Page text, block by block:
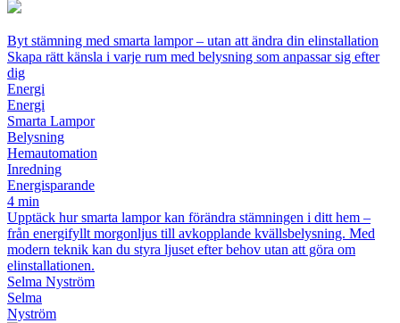
Byt stämning med smarta lampor – utan att ändra din elinstallation
Skapa rätt känsla i varje rum med belysning som anpassar sig efter
dig
Energi
Energi
Smarta Lampor
Belysning
Hemautomation
Inredning
Energisparande
4 min
Upptäck hur smarta lampor kan förändra stämningen i ditt hem –
från energifyllt morgonljus till avkopplande kvällsbelysning. Med
modern teknik kan du styra ljuset efter behov utan att göra om
elinstallationen.
Selma Nyström
Selma
Nyström